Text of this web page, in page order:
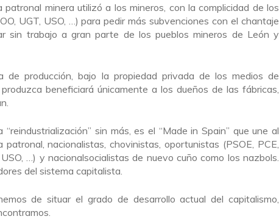
minera utilizó a los mineros, con la complicidad de los
UGT, USO, …) para pedir más subvenciones con el chantaje
sin trabajo a gran parte de los pueblos mineros de León y
de producción, bajo la propiedad privada de los medios de
beneficiará únicamente a los dueños de las fábricas,
sin más, es el “Made in Spain” que une al
nacionalistas, chovinistas, oportunistas (PSOE, PCE,
…) y nacionalsocialistas de nuevo cuño como los nazbols.
del sistema capitalista.
de situar el grado de desarrollo actual del capitalismo,